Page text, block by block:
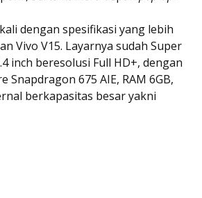
dengan spesifikasi yang lebih
Vivo V15. Layarnya sudah Super
inch beresolusi Full HD+, dengan
Snapdragon 675 AIE, RAM 6GB,
berkapasitas besar yakni